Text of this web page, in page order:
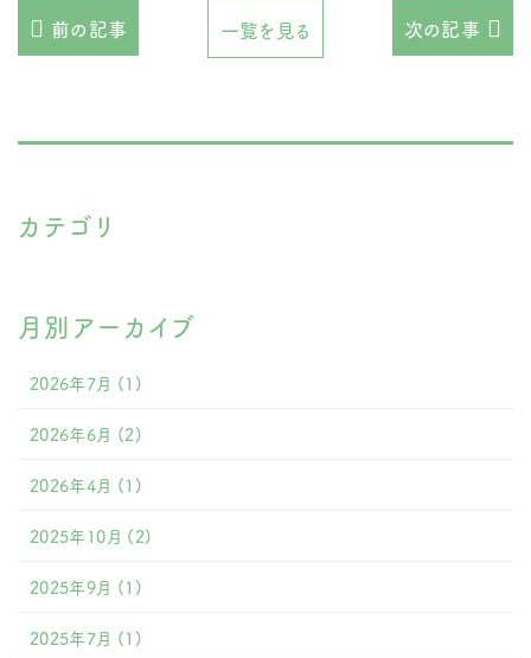
前の記事 一覧を見る 次の記事
カテゴリ
月別アーカイブ
2026年7月 (1)
2026年6月 (2)
2026年4月 (1)
2025年10月 (2)
2025年9月 (1)
2025年7月 (1)